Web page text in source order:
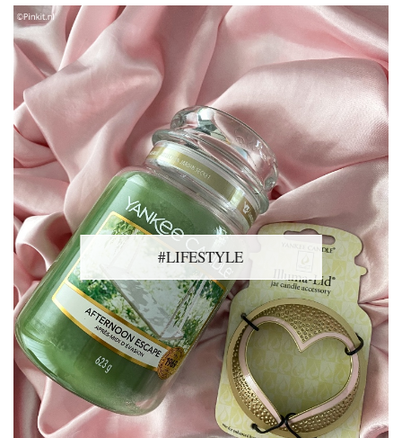
#LIFESTYLE